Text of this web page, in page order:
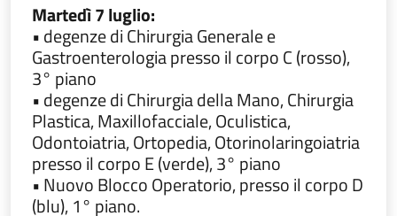
Martedì 7 luglio:
• degenze di Chirurgia Generale e
Gastroenterologia presso il corpo C (rosso),
3° piano
• degenze di Chirurgia della Mano, Chirurgia
Plastica, Maxillofacciale, Oculistica,
Odontoiatria, Ortopedia, Otorinolaringoiatria
presso il corpo E (verde), 3° piano
• Nuovo Blocco Operatorio, presso il corpo D
(blu), 1° piano.